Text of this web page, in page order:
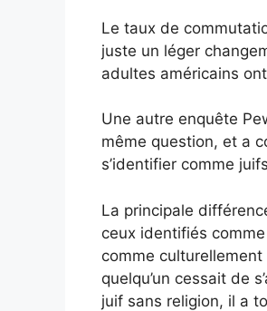
Le taux de
juste un léger
adultes américains
Une autre enquête
même question, et a
s’identifier comme
La principale
ceux identifiés
comme
quelqu’un cessait de
juif sans religion, il a